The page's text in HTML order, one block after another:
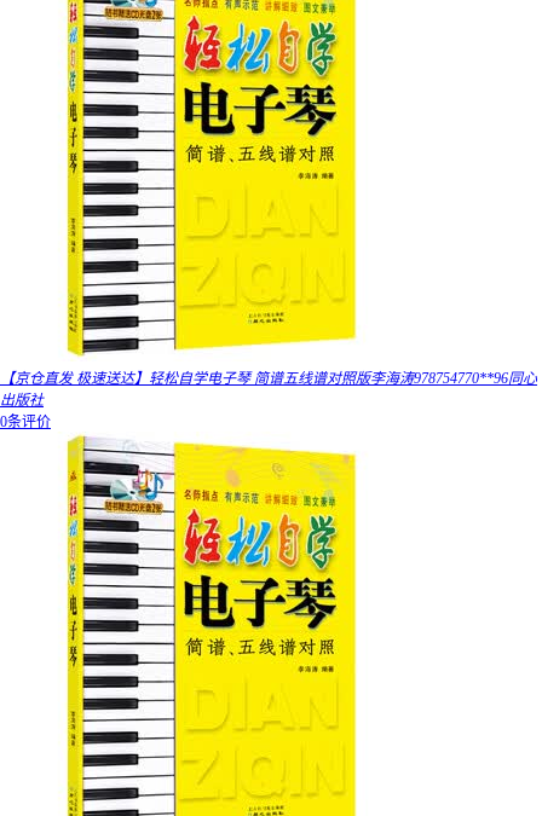
【京仓直发 极速送达】轻松自学电子琴 简谱五线谱对照版李海涛978754770**96同心
出版社
0条评价